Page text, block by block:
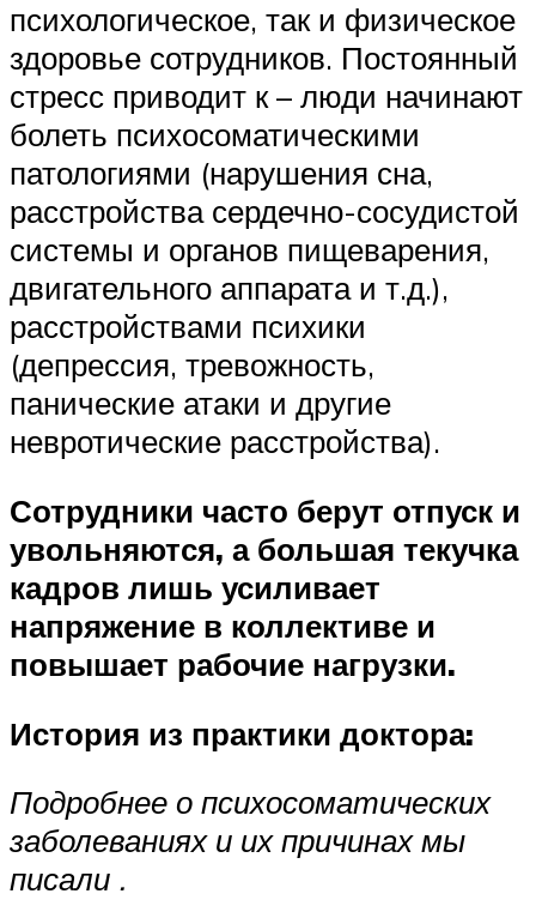
психологическое, так и физическое
здоровье сотрудников. Постоянный
стресс приводит к – люди начинают
болеть психосоматическими
патологиями (нарушения сна,
расстройства сердечно-сосудистой
системы и органов пищеварения,
двигательного аппарата и т.д.),
расстройствами психики
(депрессия, тревожность,
панические атаки и другие
невротические расстройства).
Сотрудники часто берут отпуск и
увольняются, а большая текучка
кадров лишь усиливает
напряжение в коллективе и
повышает рабочие нагрузки.
История из практики доктора:
Подробнее о психосоматических
заболеваниях и их причинах мы
писали .